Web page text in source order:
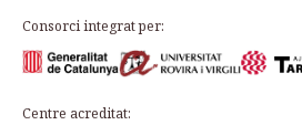
Consorci integrat per:
Centre acreditat: